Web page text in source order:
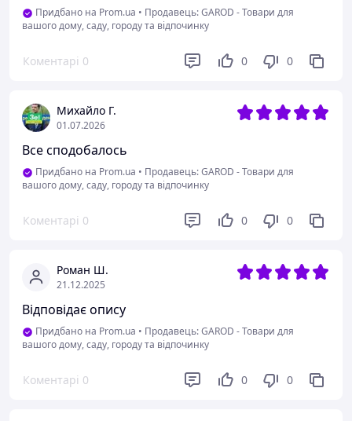
Придбано на Prom.ua • Продавець: GAROD - Товари для
вашого дому, саду, городу та відпочинку
Коментарі 0 0 0
Михайло Г.
01.07.2026
Все сподобалось
Придбано на Prom.ua • Продавець: GAROD - Товари для
вашого дому, саду, городу та відпочинку
Коментарі 0 0 0
Роман Ш.
21.12.2025
Відповідає опису
Придбано на Prom.ua • Продавець: GAROD - Товари для
вашого дому, саду, городу та відпочинку
Коментарі 0 0 0